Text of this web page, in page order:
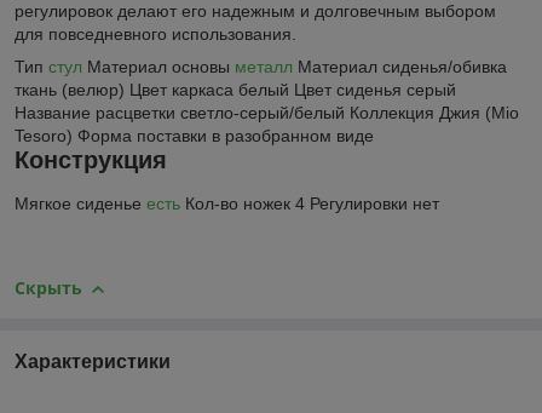
регулировок делают его надежным и долговечным выбором
для повседневного использования.
Тип стул Материал основы металл Материал сиденья/обивка
ткань (велюр) Цвет каркаса белый Цвет сиденья серый
Название расцветки светло-серый/белый Коллекция Джия (Mio
Tesoro) Форма поставки в разобранном виде
Конструкция
Мягкое сиденье есть Кол-во ножек 4 Регулировки нет
Скрыть
Характеристики